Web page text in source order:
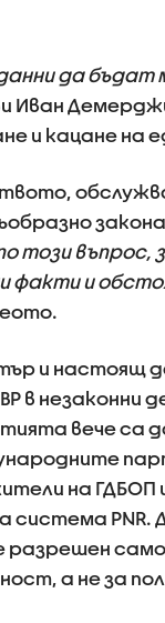
да
Иван
и кацане на
закона.
този
факти и
и настоящ
в незаконни
вече са
на ГДБОП
система
разрешен
а не за